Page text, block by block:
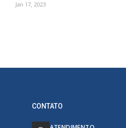
Jan 17, 2023
CONTATO